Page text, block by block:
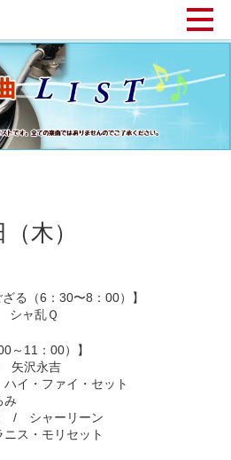
木）
る（6：30〜8：00）】
ャ乱Ｑ
～11：00）】
矢沢永吉
・ファイ・セット
/ シャーリーン
ス・モリセット